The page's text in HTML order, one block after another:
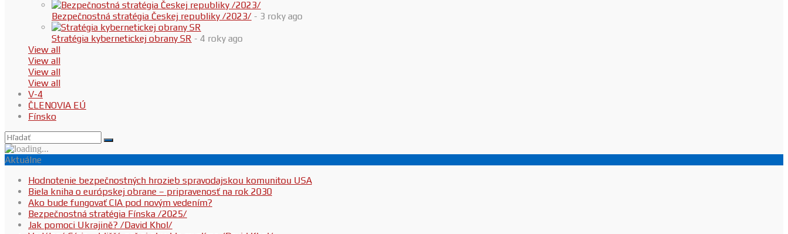
Bezpečnostná stratégia Českej republiky /2023/ - 3 roky ago
Stratégia kybernetickej obrany SR - 4 roky ago
View all
View all
View all
View all
V-4
ČLENOVIA EÚ
Fínsko
Aktuálne
Hodnotenie bezpečnostných hrozieb spravodajskou komunitou USA
Biela kniha o európskej obrane – pripravenosť na rok 2030
Ako bude fungovať CIA pod novým vedením?
Bezpečnostná stratégia Fínska /2025/
Jak pomoci Ukrajině? /David Khol/